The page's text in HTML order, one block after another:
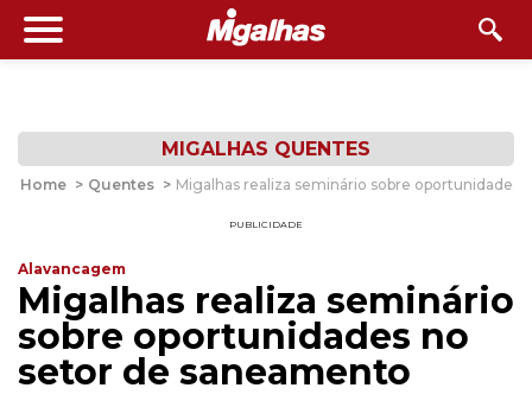
MIGALHAS QUENTES
Home > Quentes > Migalhas realiza seminário sobre oportunidades
PUBLICIDADE
Alavancagem
Migalhas realiza seminário
sobre oportunidades no
setor de saneamento